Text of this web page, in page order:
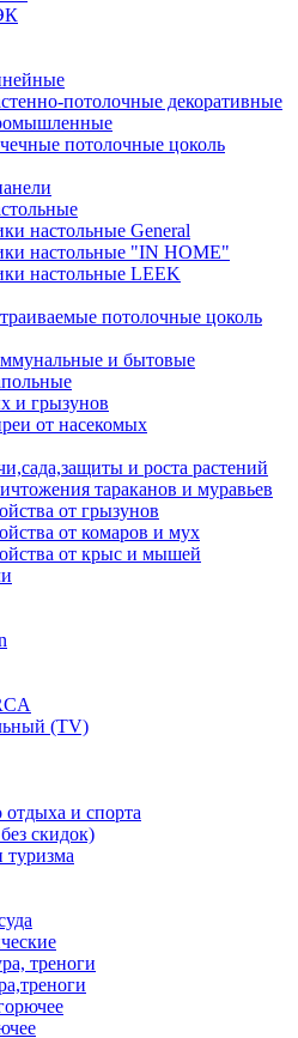
потолочные декоративные
потолочные цоколь
настольные General
настольные "IN HOME"
настольные LEEK
потолочные цоколь
и бытовые
и грызунов
от насекомых
и роста растений
тараканов и муравьев
от грызунов
от комаров и мух
от крыс и мышей
(TV)
и спорта
скидок)
туризма
треноги